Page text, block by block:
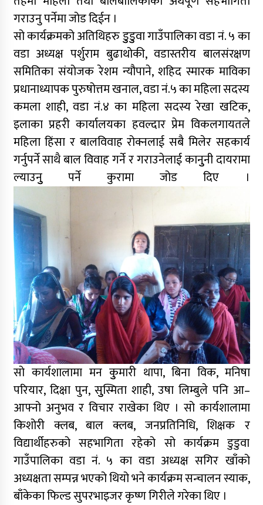
गराउनु पर्नेमा जोड दिईन ।
सो कार्यक्रमको अतिथिहरु डुुडुुवा गाउँपालिका वडा नं. ५ का
वडा अध्यक्ष पर्शुराम बुढाथोकी, वडास्तरीय बालसंरक्षण
समितिका संयोजक रेशम न्यौपाने, शहिद स्मारक माविका
प्रधानाध्यापक पुरुषोत्तम खनाल, वडा नं.५ का महिला सदस्य
कमला शाही, वडा नं.४ का महिला सदस्य रेखा खटिक,
इलाका प्रहरी कार्यालयका हवल्दार प्रेम विकलगायतले
महिला हिंसा र बालविवाह रोक्नलाई सबै मिलेर सहकार्य
गर्नुपर्ने साथै बाल विवाह गर्ने र गराउनेलाई कानुुनी दायरामा
ल्याउनुु पर्ने कुरामा जोड दिए ।
सो कार्यशालामा मन कुुमारी थापा, बिना विक, मनिषा
परियार, दिक्षा पुन, सुुस्मिता शाही, उषा लिम्बुले पनि आ–
आफ्नो अनुभव र विचार राखेका थिए । सो कार्यशालामा
किशोरी क्लब, बाल क्लब, जनप्रतिनिधि, शिक्षक र
विद्यार्थीहरुको सहभागिता रहेको सो कार्यक्रम डुडुवा
गाउँपालिका वडा नं. ५ का वडा अध्यक्ष सगिर खाँको
अध्यक्षता सम्पन्न भएको थियो भने कार्यक्रम सन्चालन स्याक,
बाँकेका फिल्ड सुपरभाइजर कृष्ण गिरीले गरेका थिए ।